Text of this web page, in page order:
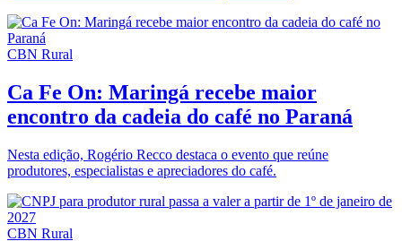
CBN Rural
Ca Fe On: Maringá recebe maior
encontro da cadeia do café no Paraná
Nesta edição, Rogério Recco destaca o evento que reúne
produtores, especialistas e apreciadores do café.
CBN Rural